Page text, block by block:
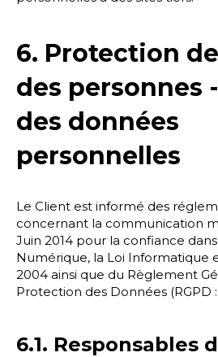
6. Protection
des personnes
des données
personnelles
Le Client est informé des
concernant la communication
Juin 2014 pour la confiance
Numérique, la Loi Informatique
2004 ainsi que du Règlement
Protection des Données (RGPD :
6.1. Responsables